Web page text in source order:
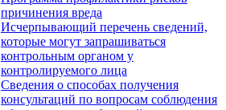
причинения вреда
Исчерпывающий перечень сведений,
которые могут запрашиваться
контрольным органом у
контролируемого лица
Сведения о способах получения
консультаций по вопросам соблюдения